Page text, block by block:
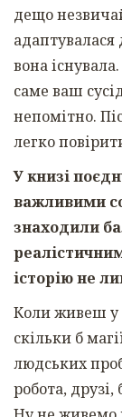
дещо
вона
саме ваш
непомітно.
легко
У книзі
важливими
знаходили
історію не
Коли живеш у
скільки б
людських
робота,